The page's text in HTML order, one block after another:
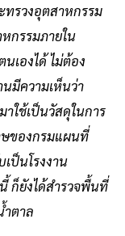
รวงอุตสาหกรรม
กรรมภายใน
เองได้ ไม่ต้อง
มีความเห็นว่า
ใช้เป็นวัสดุในการ
ษของกรมแผนที่
ป็นโรงงาน
ก็ยังได้สำรวจพื้นที่
ตาล